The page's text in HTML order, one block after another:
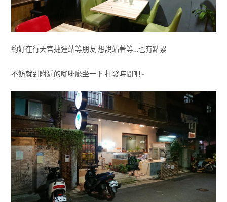
約好在行天宮捷運站等朋友 想說站著等…也有點累
不妨就到附近的咖啡廳坐一下 打發時間吧~